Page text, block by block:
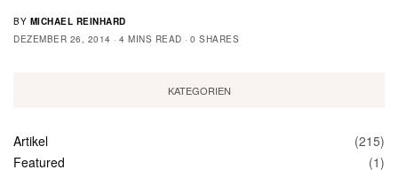
BY MICHAEL REINHARD
DEZEMBER 26, 2014
4 MINS READ 0 SHARES
KATEGORIEN
Artikel
(215)
Featured
(1)